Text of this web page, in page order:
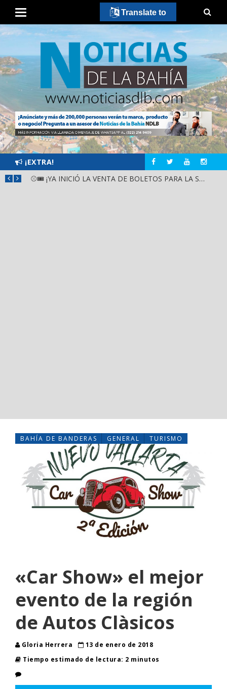
¡EXTRA!
⚾🎟️ ¡YA INICIÓ LA VENTA DE BOLETOS PARA LA SERIE DEL CARIBE KIDS NAYARIT 2026!
BAHÍA DE BANDERAS GENERAL TURISMO
«Car Show» el mejor
evento de la región
de Autos Clàsicos
Gloria Herrera
13 de enero de 2018
Tiempo estimado de lectura: 2 minutos
Translate to